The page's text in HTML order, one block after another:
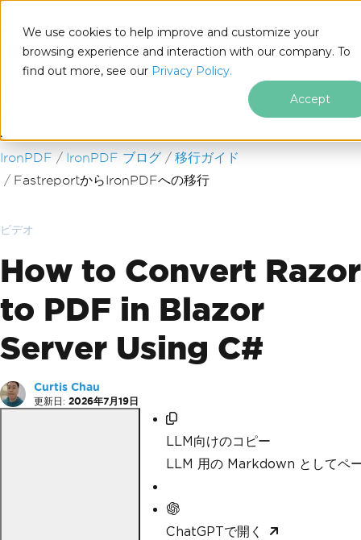
We use cookies to help improve and customize your
browsing experience and interaction with our company. To
find out more, see our Privacy Policy.
Accept
フッターコンテンツにスキップ
IronPDF IronPDF ブログ
移行ガイド
FastreportからIronPDFへの移行
ビデオ
How to Convert Razor
to PDF in Blazor
Server Using C#
Curtis Chau
更新日: 2026年7月19日
LLM向けのコピー
LLM 用の Markdown としてペ
ChatGPTで開く